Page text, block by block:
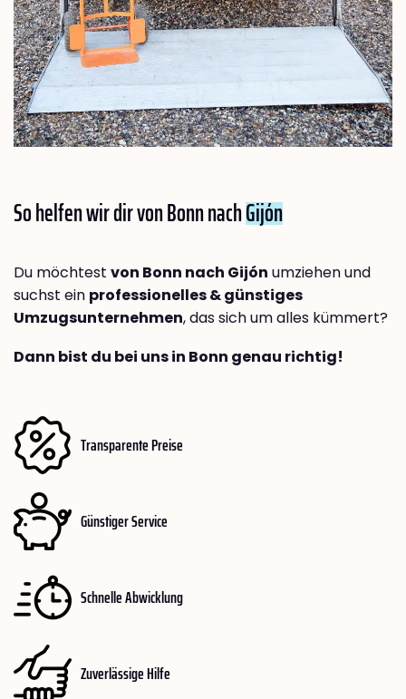
So helfen wir dir von Bonn nachGijón
Du möchtest von Bonn nach Gijón umziehen und
suchst ein professionelles & günstiges
Umzugsunternehmen, das sich um alles kümmert?
Dann bist du bei uns in Bonn genau richtig!
Transparente Preise
Günstiger Service
Schnelle Abwicklung
Zuverlässige Hilfe